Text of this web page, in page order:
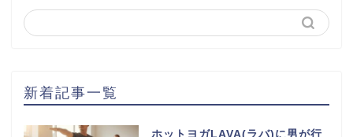
新着記事一覧
ホットヨガLAVA(ラバ)に男が行